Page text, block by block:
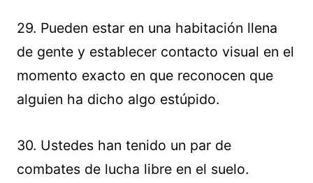
29. Pueden estar en una habitación llena
de gente y establecer contacto visual en el
momento exacto en que reconocen que
alguien ha dicho algo estúpido.
30. Ustedes han tenido un par de
combates de lucha libre en el suelo.